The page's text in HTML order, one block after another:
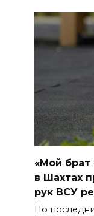
«Мой брат
в Шахтах
рук ВСУ
По